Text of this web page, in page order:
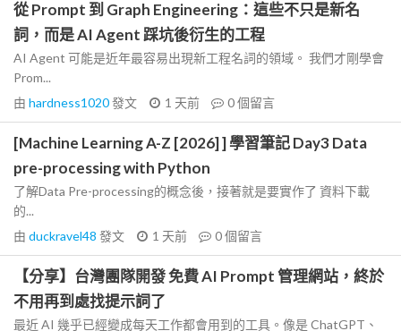
從 Prompt 到 Graph Engineering：這些不只是新名
詞，而是 AI Agent 踩坑後衍生的工程
AI Agent 可能是近年最容易出現新工程名詞的領域。 我們才剛學會
Prom...
由 hardness1020發文 1 天前 0個留言
[Machine Learning A-Z [2026] ] 學習筆記 Day3 Data
pre-processing with Python
了解Data Pre-processing的概念後，接著就是要實作了 資料下載
的...
由 duckravel48 發文 1 天前 0個留言
【分享】台灣團隊開發 免費 AI Prompt 管理網站，終於
不用再到處找提示詞了
最近 AI 幾乎已經變成每天工作都會用到的工具。像是 ChatGPT、